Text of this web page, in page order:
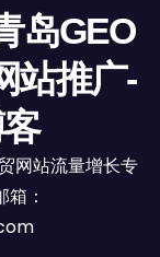
岛GEO
站推广-
网站流量增长专
：